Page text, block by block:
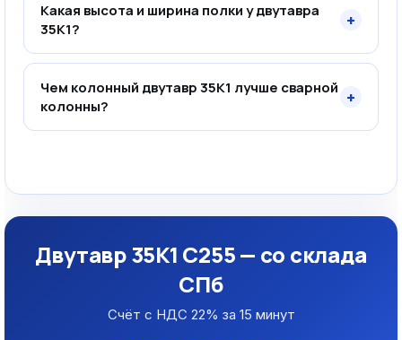
Какая высота и ширина полки у двутавра
35К1?
+
Чем колонный двутавр 35К1 лучше сварной
колонны?
+
Двутавр 35К1 С255 — со склада
СПб
Счёт с НДС 22% за 15 минут